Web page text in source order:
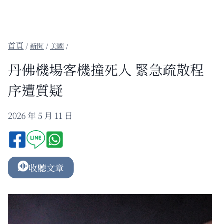
/新聞 / 美國 /
丹佛機場客機撞死人 緊急疏散程
序遭質疑
2026 年 5 月 11 日
收聽文章